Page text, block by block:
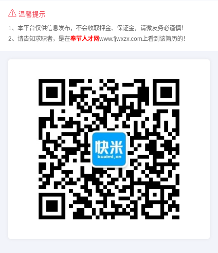
温馨提示
1、本平台仅供信息发布，不会收取押金、保证金，请微友务必谨慎！
2、请告知求职者，是在奉节人才网www.fjwxzx.com上看到该简历的！